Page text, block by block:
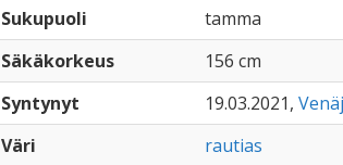
Sukupuoli
tamma
Säkäkorkeus
156 cm
Syntynyt
19.03.2021,
Väri
rautias